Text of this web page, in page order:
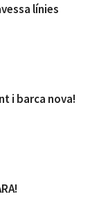
línies
i barca nova!